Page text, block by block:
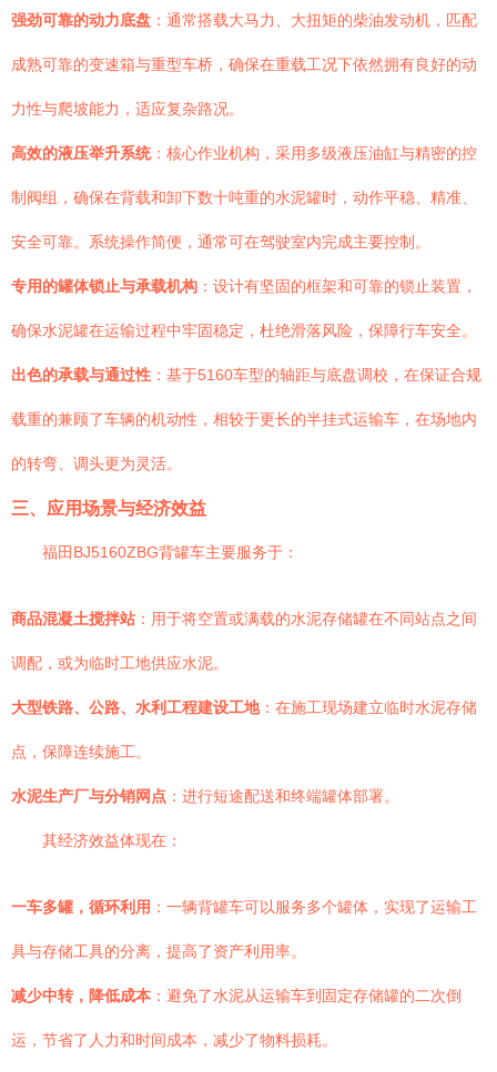
强劲可靠的动力底盘 ：通常搭载大马力、大扭矩的柴油发动机，匹配
成熟可靠的变速箱与重型车桥，确保在重载工况下依然拥有良好的动
力性与爬坡能力，适应复杂路况。
高效的液压举升系统：核心作业机构，采用多级液压油缸与精密的控
制阀组，确保在背载和卸下数十吨重的水泥罐时，动作平稳、精准、
安全可靠。系统操作简便，通常可在驾驶室内完成主要控制。
专用的罐体锁止与承载机构 ：设计有坚固的框架和可靠的锁止装置，
确保水泥罐在运输过程中牢固稳定，杜绝滑落风险，保障行车安全。
出色的承载与通过性 ：基于5160车型的轴距与底盘调校，在保证合规
载重的兼顾了车辆的机动性，相较于更长的半挂式运输车，在场地内
的转弯、调头更为灵活。
三、应用场景与经济效益
福田BJ5160ZBG背罐车主要服务于：
商品混凝土搅拌站 ：用于将空置或满载的水泥存储罐在不同站点之间
调配，或为临时工地供应水泥。
大型铁路、公路、水利工程建设工地：在施工现场建立临时水泥存储
点，保障连续施工。
水泥生产厂与分销网点 ：进行短途配送和终端罐体部署。
其经济效益体现在：
一车多罐，循环利用 ：一辆背罐车可以服务多个罐体，实现了运输工
具与存储工具的分离，提高了资产利用率。
减少中转，降低成本 ：避免了水泥从运输车到固定存储罐的二次倒
运，节省了人力和时间成本，减少了物料损耗。